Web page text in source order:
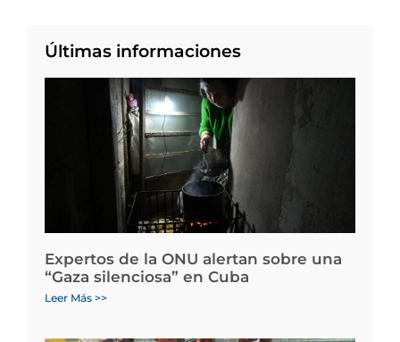
Últimas informaciones
Expertos de la ONU alertan sobre una
“Gaza silenciosa” en Cuba
Leer Más >>